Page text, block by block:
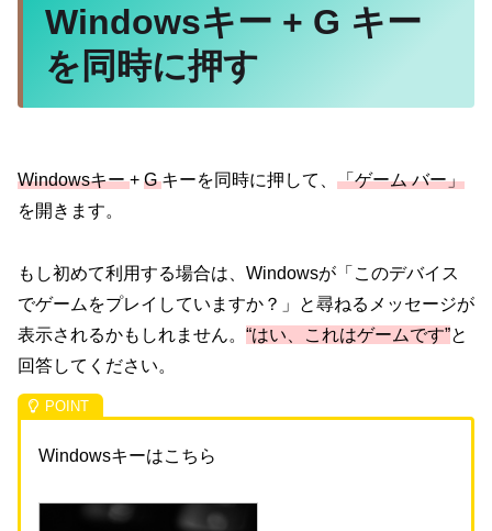
Windowsキー + G キー
を同時に押す
Windowsキー+ Gキーを同時に押して、 「ゲーム バー」
を開きます。
もし初めて利用する場合は、Windowsが「このデバイス
でゲームをプレイしていますか？」と尋ねるメッセージが
表示されるかもしれません。 “はい、これはゲームです”と
回答してください。
Windowsキーはこちら